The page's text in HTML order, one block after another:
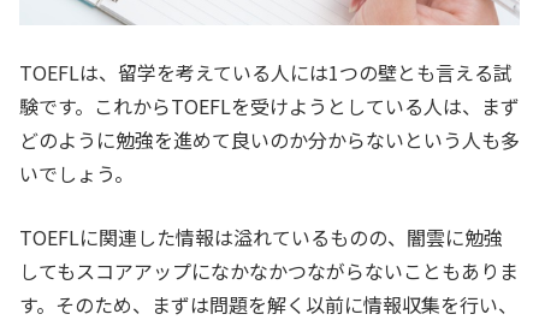
TOEFLは、留学を考えている人には1つの壁とも言える試
験です。これからTOEFLを受けようとしている人は、まず
どのように勉強を進めて良いのか分からないという人も多
いでしょう。
TOEFLに関連した情報は溢れているものの、闇雲に勉強
してもスコアアップになかなかつながらないこともありま
す。そのため、まずは問題を解く以前に情報収集を行い、